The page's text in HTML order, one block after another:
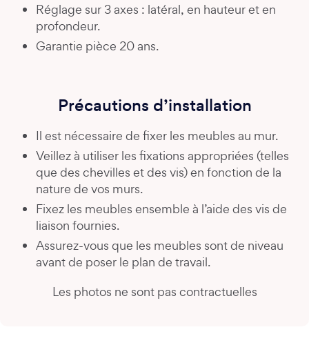
Réglage sur 3 axes : latéral, en hauteur et en
profondeur.
Garantie pièce 20 ans.
Précautions d’installation
Il est nécessaire de fixer les meubles au mur.
Veillez à utiliser les fixations appropriées (telles
que des chevilles et des vis) en fonction de la
nature de vos murs.
Fixez les meubles ensemble à l’aide des vis de
liaison fournies.
Assurez-vous que les meubles sont de niveau
avant de poser le plan de travail.
Les photos ne sont pas contractuelles